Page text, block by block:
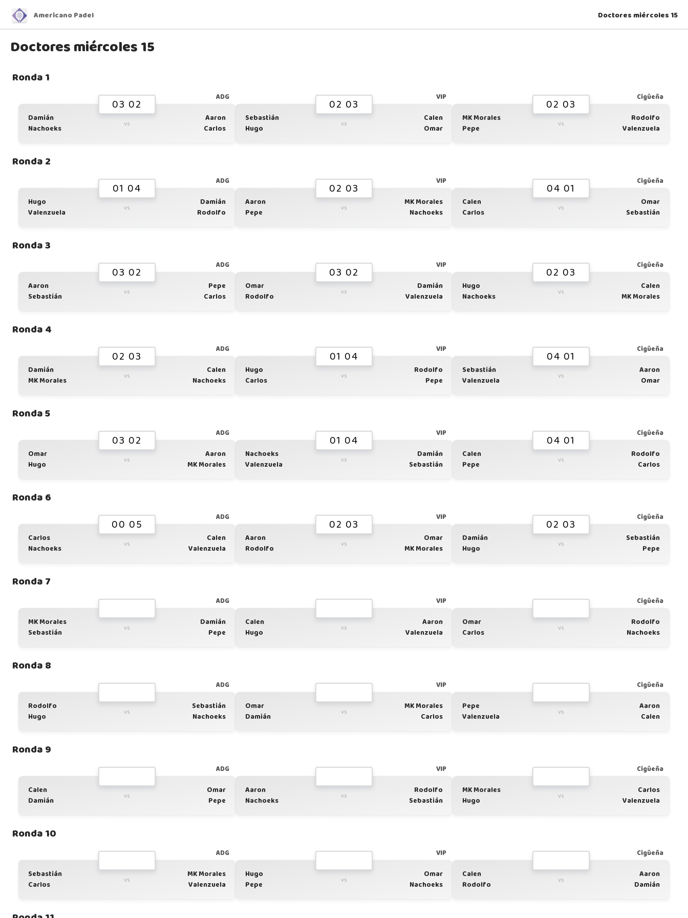
Americano Padel Doctores miércoles 15
Doctores miércoles 15
Ronda 1
ADG
03 02
Damián
Nachoeks
vs
Aaron
Carlos
VIP
02 03
Sebastián
Hugo
vs
Calen
Omar
Cigüeña
02 03
MK Morales
Pepe
vs
Rodolfo
Valenzuela
Ronda 2
ADG
01 04
Hugo
Valenzuela
vs
Damián
Rodolfo
VIP
02 03
Aaron
Pepe
vs
MK Morales
Nachoeks
Cigüeña
04 01
Calen
Carlos
vs
Omar
Sebastián
Ronda 3
ADG
03 02
Aaron
Sebastián
vs
Pepe
Carlos
VIP
03 02
Omar
Rodolfo
vs
Damián
Valenzuela
Cigüeña
02 03
Hugo
Nachoeks
vs
Calen
MK Morales
Ronda 4
ADG
02 03
Damián
MK Morales
vs
Calen
Nachoeks
VIP
01 04
Hugo
Carlos
vs
Rodolfo
Pepe
Cigüeña
04 01
Sebastián
Valenzuela
vs
Aaron
Omar
Ronda 5
ADG
03 02
Omar
Hugo
vs
Aaron
MK Morales
VIP
01 04
Nachoeks
Valenzuela
vs
Damián
Sebastián
Cigüeña
04 01
Calen
Pepe
vs
Rodolfo
Carlos
Ronda 6
ADG
00 05
Carlos
Nachoeks
vs
Calen
Valenzuela
VIP
02 03
Aaron
Rodolfo
vs
Omar
MK Morales
Cigüeña
02 03
Damián
Hugo
vs
Sebastián
Pepe
Ronda 7
ADG
MK Morales
Sebastián
vs
Damián
Pepe
VIP
Calen
Hugo
vs
Aaron
Valenzuela
Cigüeña
Omar
Carlos
vs
Rodolfo
Nachoeks
Ronda 8
ADG
Rodolfo
Hugo
vs
Sebastián
Nachoeks
VIP
Omar
Damián
vs
MK Morales
Carlos
Cigüeña
Pepe
Valenzuela
vs
Aaron
Calen
Ronda 9
ADG
Calen
Damián
vs
Omar
Pepe
VIP
Aaron
Nachoeks
vs
Rodolfo
Sebastián
Cigüeña
MK Morales
Hugo
vs
Carlos
Valenzuela
Ronda 10
ADG
Sebastián
Carlos
vs
MK Morales
Valenzuela
VIP
Hugo
Pepe
vs
Omar
Nachoeks
Cigüeña
Calen
Rodolfo
vs
Aaron
Damián